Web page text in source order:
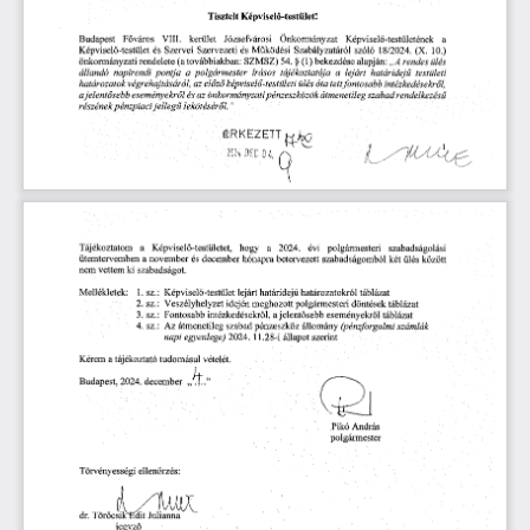
Tisztelt Képviselő-testület!
Budapest Főváros VIII. kerület Józsefvárosi Önkormányzat Képviselő-testületének
a
Képviselő-testület és Szervei Szervezeti és Működési Szabályzatáról szóló 18/2024. (X.
10.)
önkormányzati rendelete (a továbbiakban: SZMSZ) 54. § (1) bekezdése alapján: „A rendes ülés
állandó
napirendi pontja a polgármester írásos tájékoztatója a lejárt határidejű
testületi
határozatok végrehajtásáról, az előző képviselő-testületiülés óta tettfontosabb intézkedésekről,
ajelentősebb eseményekről és az önkormányzati pénzeszközökátmenetileg szabadrendelkezésű
részénekpénzpiacijellegű lekötéséről. ”
ÉRKEZETT^
;2024 DEC 04,
Tájékoztatom a Képviselő-testületet, hogy a 2024. évi polgármesteri
szabadságolási
ütemtervemben a november és december hónapra betervezett szabadságomból két ülés között
nem vettem ki szabadságot.
Mellékletek: 1. sz.: Képviselő-testület lejárt határidejű határozatokról táblázat
2.
sz.: Veszélyhelyzet idején meghozott polgármesteri döntések táblázat
3.
sz.: Fontosabb intézkedésekről, a jelentősebb eseményekről táblázat
4.
sz.: Az átmenetileg szabad pénzeszköz állomány (pénzforgalmi számlák
napi egyenlege) 2024. 1 1.28-i állapot szerint
Kérem a tájékoztató tudomásul vételét.
Budapest, 2024. december
Pikó András
polgármester
Törvényességi ellenőrzés:
(Lzw
dr. Töröcsik rdit
Julianna
jegyző